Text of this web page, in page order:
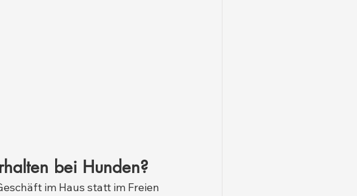
bei Hunden?
im Haus statt im Freien